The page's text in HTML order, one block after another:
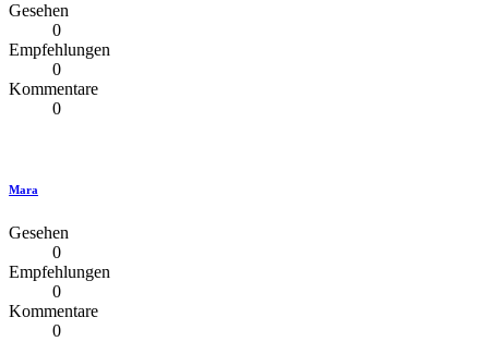
Gesehen
0
Empfehlungen
0
Kommentare
0
Mara
Gesehen
0
Empfehlungen
0
Kommentare
0